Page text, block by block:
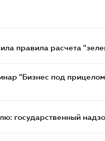
правила расчета
"Бизнес под
государственный